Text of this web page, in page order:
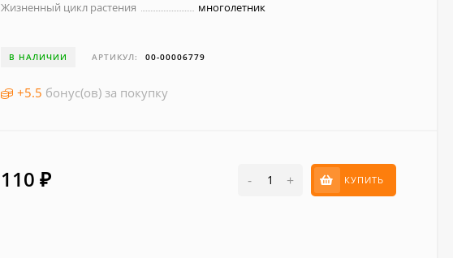
Жизненный цикл растения
многолетник
В НАЛИЧИИ АРТИКУЛ: 00-00006779
+5.5 бонус(ов) за покупку
110₽ - + КУПИТЬ